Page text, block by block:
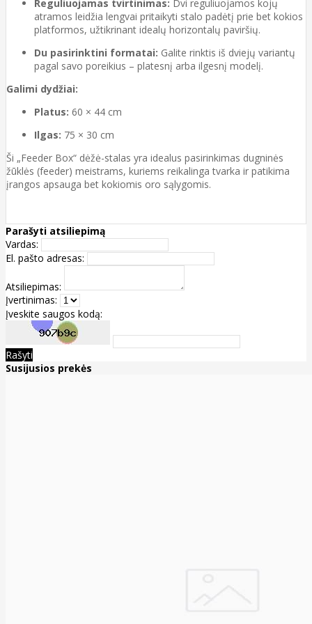
Reguliuojamas tvirtinimas: Dvi reguliuojamos kojų
atramos leidžia lengvai pritaikyti stalo padėtį prie bet kokios
platformos, užtikrinant idealų horizontalų paviršių.
Du pasirinktini formatai: Galite rinktis iš dviejų variantų
pagal savo poreikius – platesnį arba ilgesnį modelį.
Galimi dydžiai:
Platus: 60 × 44 cm
Ilgas: 75 × 30 cm
Ši „Feeder Box“ dėžė-stalas yra idealus pasirinkimas dugninės
žūklės (feeder) meistrams, kuriems reikalinga tvarka ir patikima
įrangos apsauga bet kokiomis oro sąlygomis.
Parašyti atsiliepimą
Vardas:
El. pašto adresas:
Atsiliepimas:
Įvertinimas:
Įveskite saugos kodą:
Rašyti
Susijusios prekės